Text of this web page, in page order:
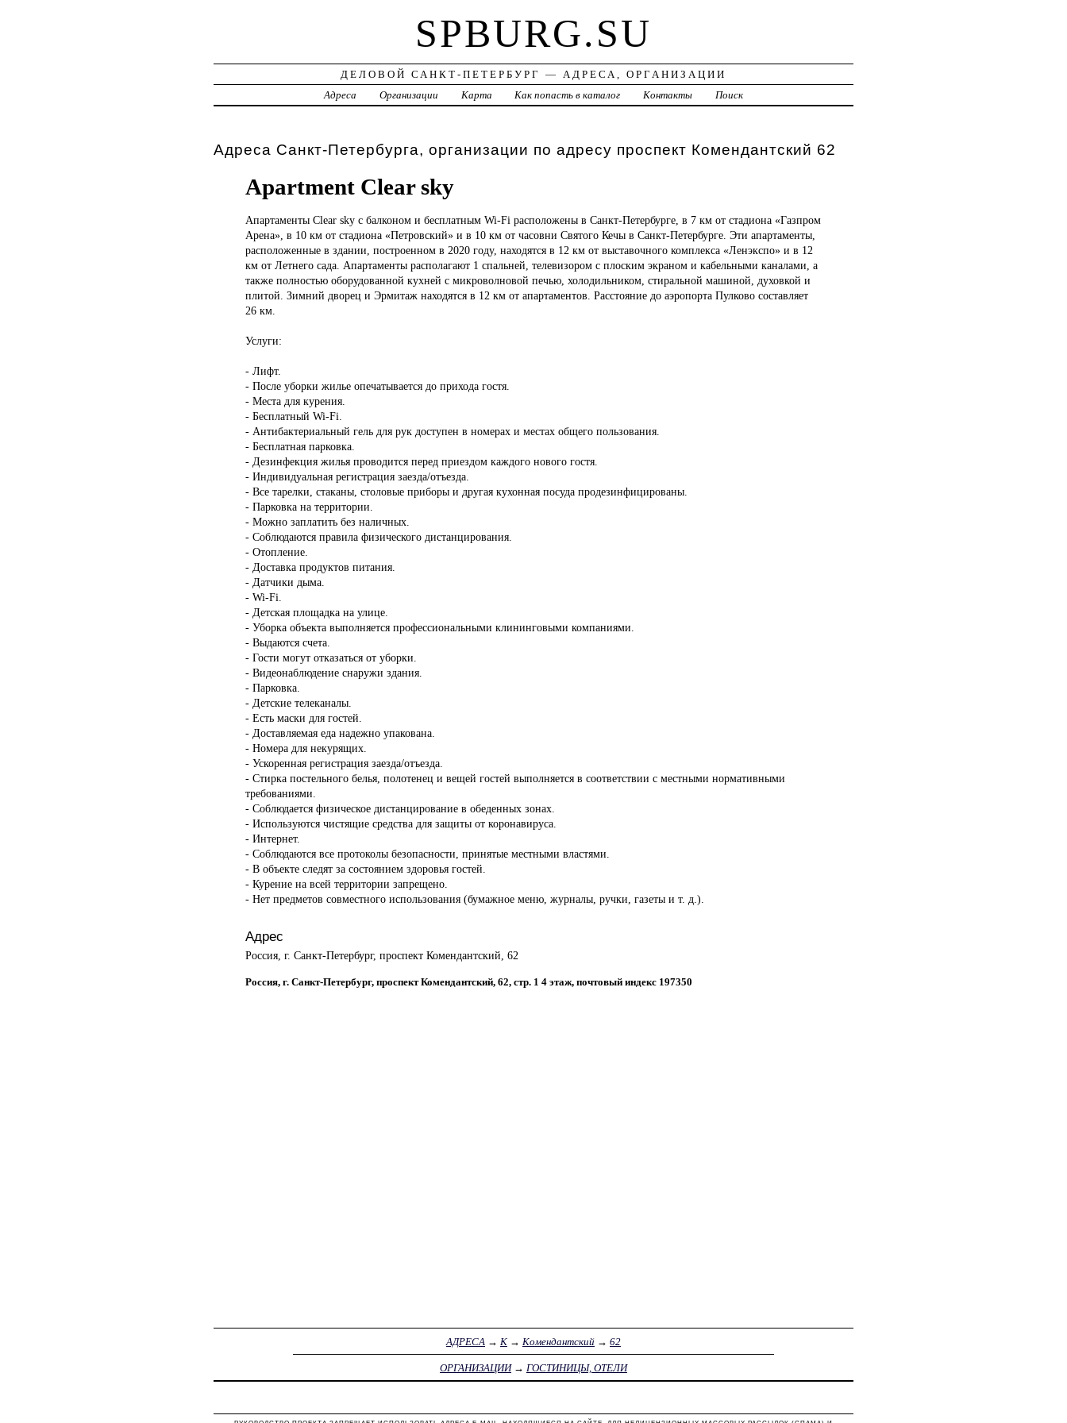
SPBURG.SU
ДЕЛОВОЙ САНКТ-ПЕТЕРБУРГ — АДРЕСА, ОРГАНИЗАЦИИ
Адреса
Организации Карта Как попасть в каталог Контакты Поиск
Адреса Санкт-Петербурга, организации по адресу проспект Комендантский 62
Apartment Clear sky
Апартаменты Clear sky с балконом и бесплатным Wi-Fi расположены в Санкт-Петербурге, в 7 км от стадиона «Газпром
Арена», в 10 км от стадиона «Петровский» и в 10 км от часовни Святого Кечы в Санкт-Петербурге. Эти апартаменты,
расположенные в здании, построенном в 2020 году, находятся в 12 км от выставочного комплекса «Ленэкспо» и в 12
км от Летнего сада. Апартаменты располагают 1 спальней, телевизором с плоским экраном и кабельными каналами, а
также полностью оборудованной кухней с микроволновой печью, холодильником, стиральной машиной, духовкой и
плитой. Зимний дворец и Эрмитаж находятся в 12 км от апартаментов. Расстояние до аэропорта Пулково составляет
26 км.
Услуги:
- Лифт.
- После уборки жилье опечатывается до прихода гостя.
- Места для курения.
- Бесплатный Wi-Fi.
- Антибактериальный гель для рук доступен в номерах и местах общего пользования.
- Бесплатная парковка.
- Дезинфекция жилья проводится перед приездом каждого нового гостя.
- Индивидуальная регистрация заезда/отъезда.
- Все тарелки, стаканы, столовые приборы и другая кухонная посуда продезинфицированы.
- Парковка на территории.
- Можно заплатить без наличных.
- Соблюдаются правила физического дистанцирования.
- Отопление.
- Доставка продуктов питания.
- Датчики дыма.
- Wi-Fi.
- Детская площадка на улице.
- Уборка объекта выполняется профессиональными клининговыми компаниями.
- Выдаются счета.
- Гости могут отказаться от уборки.
- Видеонаблюдение снаружи здания.
- Парковка.
- Детские телеканалы.
- Есть маски для гостей.
- Доставляемая еда надежно упакована.
- Номера для некурящих.
- Ускоренная регистрация заезда/отъезда.
- Стирка постельного белья, полотенец и вещей гостей выполняется в соответствии с местными нормативными
требованиями.
- Соблюдается физическое дистанцирование в обеденных зонах.
- Используются чистящие средства для защиты от коронавируса.
- Интернет.
- Соблюдаются все протоколы безопасности, принятые местными властями.
- В объекте следят за состоянием здоровья гостей.
- Курение на всей территории запрещено.
- Нет предметов совместного использования (бумажное меню, журналы, ручки, газеты и т. д.).
Адрес
Россия, г. Санкт-Петербург, проспект Комендантский, 62
Россия, г. Санкт-Петербург, проспект Комендантский, 62, стр. 1 4 этаж, почтовый индекс 197350
АДРЕСА → К→ Комендантский→ 62
ОРГАНИЗАЦИИ→ ГОСТИНИЦЫ, ОТЕЛИ